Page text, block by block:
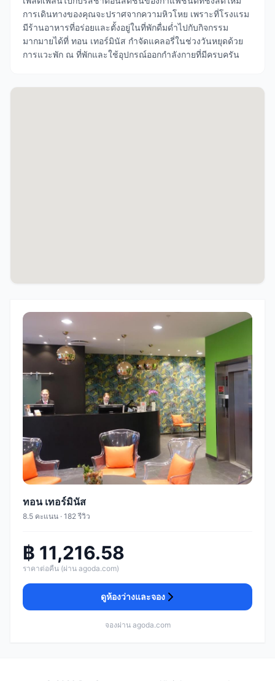
การเดินทางของคุณจะปราศจากความหิวโหย เพราะที่โรงแรม
มีร้านอาหารที่อร่อยและตั้งอยู่ในที่พักดื่มด่ำไปกับกิจกรรม
มากมายได้ที่ ทอน เทอร์มินัส กำจัดแคลอรี่ในช่วงวันหยุดด้วย
การแวะพัก ณ ที่พักและใช้อุปกรณ์ออกกำลังกายที่มีครบครัน
ทอน เทอร์มินัส
8.5 คะแนน · 182 รีวิว
฿ 11,216.58
ราคาต่อคืน (ผ่าน agoda.com)
ดูห้องว่างและจอง
จองผ่าน agoda.com